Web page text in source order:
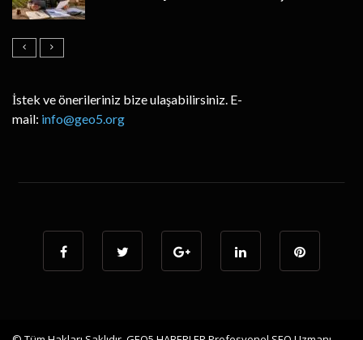
İstek ve önerileriniz bize ulaşabilirsiniz. E-
mail: info@geo5.org